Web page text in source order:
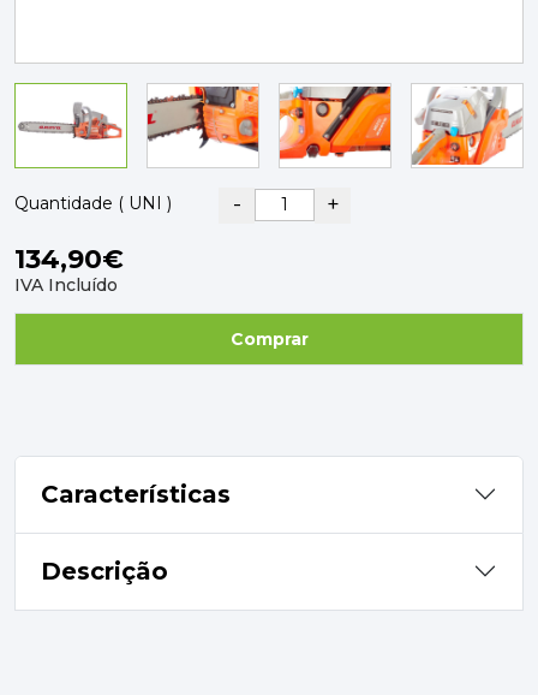
SKIL
Quantidade ( UNI ) - +
134,90€
IVA Incluído
Comprar
Características
Descrição